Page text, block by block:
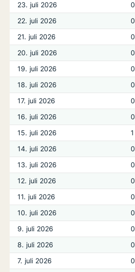
23. juli 2026
0
22. juli 2026
0
21. juli 2026
0
20. juli 2026
0
19. juli 2026
0
18. juli 2026
0
17. juli 2026
0
16. juli 2026
0
15. juli 2026
1
14. juli 2026
0
13. juli 2026
0
12. juli 2026
0
11. juli 2026
0
10. juli 2026
0
9. juli 2026
0
8. juli 2026
0
7. juli 2026
0